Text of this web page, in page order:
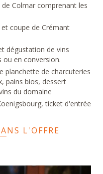
Colmar comprenant les
coupe de Crémant
dégustation de vins
ou en conversion.
planchette de charcuteries
pains bios, dessert
du domaine
ticket d'entrée
L'OFFRE